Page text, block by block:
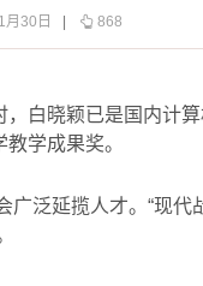
月30日 868
白晓颖已是国内计
学成果奖。
泛延揽人才。 “现代